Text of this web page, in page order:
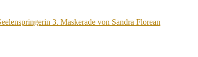
3. Maskerade von Sandra Florean